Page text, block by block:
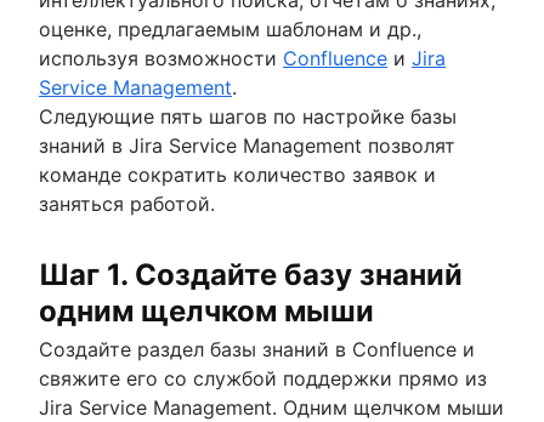
отдела кадров
Центр кадровых услуг
Управление обращениями в отдел кадров
Инструменты управления изменениями
Автоматизация управления персоналом
Совершенствование процессов управления
персоналом
Управление данными
Управление кадровыми знаниями
Автоматизация рабочих процессов
персоналом
оценке, предлагаемым шаблонам и др.,
используя возможности Confluence и Jira
Service Management.
Следующие пять шагов по настройке базы
знаний в Jira Service Management позволят
команде сократить количество заявок и
заняться работой.
Шаг 1. Создайте базу знаний
одним щелчком мыши
Создайте раздел базы знаний в Confluence и
свяжите его со службой поддержки прямо из
Jira Service Management. Одним щелчком мыши